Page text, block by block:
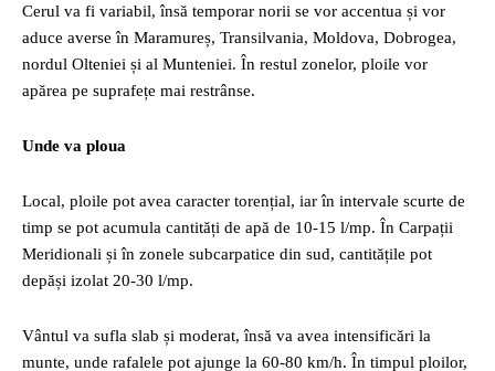
Cerul va fi variabil, însă temporar norii se vor accentua și vor
aduce averse în Maramureș, Transilvania, Moldova, Dobrogea,
nordul Olteniei și al Munteniei. În restul zonelor, ploile vor
apărea pe suprafețe mai restrânse.
Unde va ploua
Local, ploile pot avea caracter torențial, iar în intervale scurte de
timp se pot acumula cantități de apă de 10-15 l/mp. În Carpații
Meridionali și în zonele subcarpatice din sud, cantitățile pot
depăși izolat 20-30 l/mp.
Vântul va sufla slab și moderat, însă va avea intensificări la
munte, unde rafalele pot ajunge la 60-80 km/h. În timpul ploilor,